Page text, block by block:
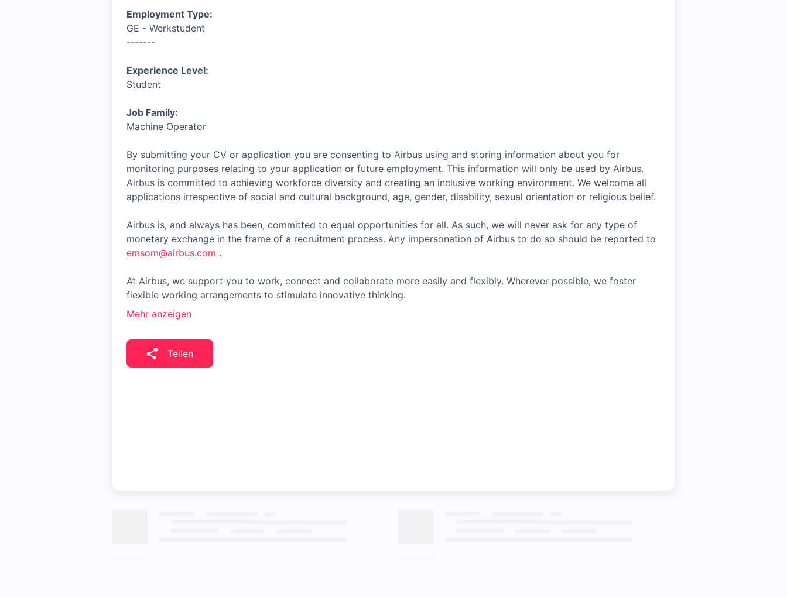
Employment Type:
GE - Werkstudent
-------
Experience Level:
Student
Job Family:
Machine Operator
By submitting your CV or application you are consenting to Airbus using and storing information about you for
monitoring purposes relating to your application or future employment. This information will only be used by Airbus.
Airbus is committed to achieving workforce diversity and creating an inclusive working environment. We welcome all
applications irrespective of social and cultural background, age, gender, disability, sexual orientation or religious belief.
Airbus is, and always has been, committed to equal opportunities for all. As such, we will never ask for any type of
monetary exchange in the frame of a recruitment process. Any impersonation of Airbus to do so should be reported to
emsom@airbus.com .
At Airbus, we support you to work, connect and collaborate more easily and flexibly. Wherever possible, we foster
flexible working arrangements to stimulate innovative thinking.
Mehr anzeigen
Teilen